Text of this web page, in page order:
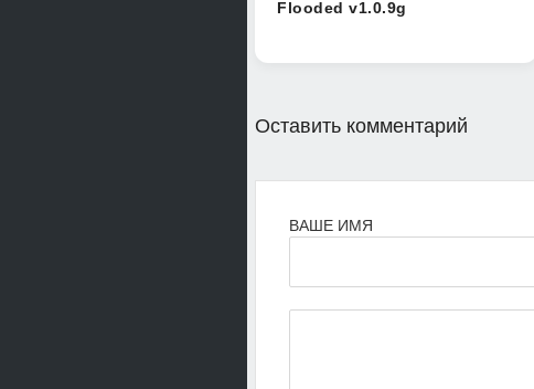
Flooded v1.0.9g
Оставить комментарий
ВАШЕ ИМЯ